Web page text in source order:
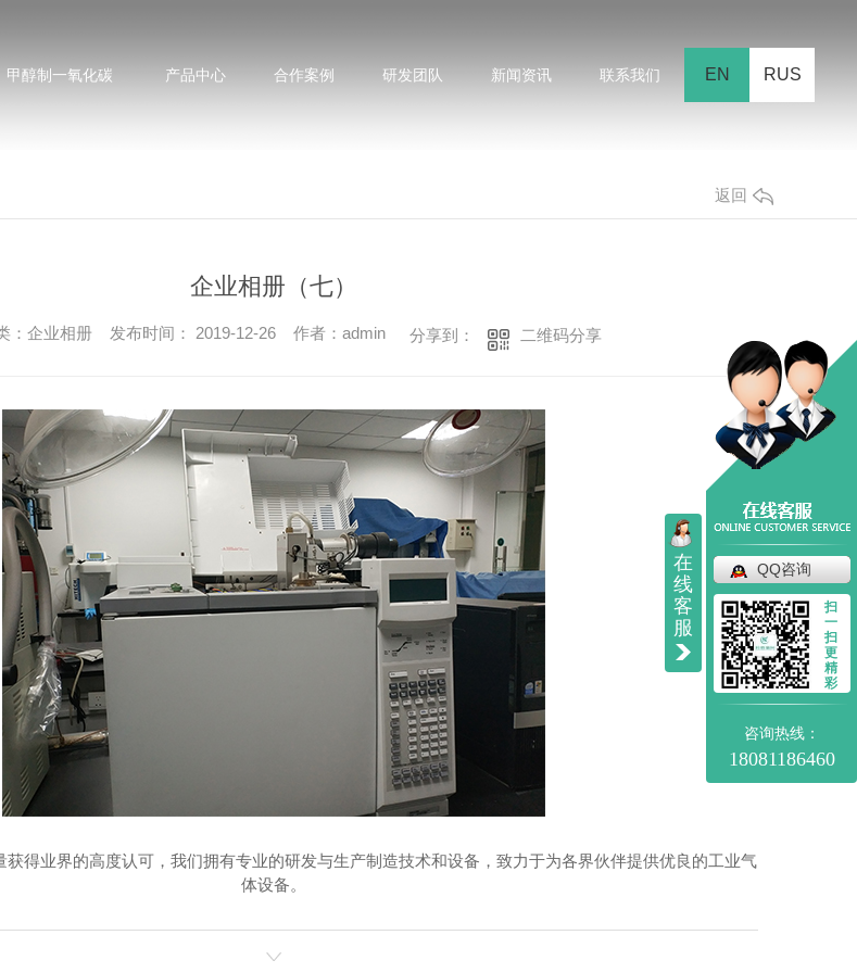
甲醇制一氧化碳 产品中心 合作案例 研发团队 新闻资讯 联系我们 EN RUS
返回
企业相册（七）
：企业相册 发布时间： 2019-12-26 作者：admin 分享到： 二维码分享
得业界的高度认可，我们拥有专业的研发与生产制造技术和设备，致力于为各界伙伴提供优良的工业气
体设备。
在
线
客
服
QQ咨询
扫
一
扫
更
精
彩
咨询热线：
18081186460